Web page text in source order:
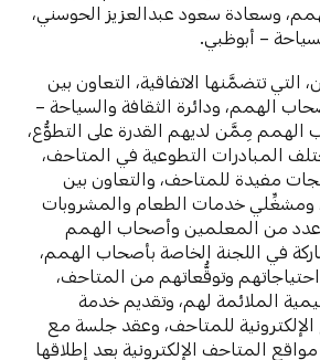
وسعادة سعود عبدالعزيز الحوسني،
– أبوظبي.
تتضمَّنها الاتفاقية، التعاون بين
الهمم، ودائرة الثقافة والسياحة –
الهمم مِمَّن لديهم القدرة على التطوُّع،
المبادرات التطوعية في المتاحف،
مفيدة للمتاحف، والتعاون بين
ومشغِّلي خدمات الطعام والمشروبات
عدد من المعلمين وأصحاب الهمم
في اللجنة الخاصة بأصحاب الهمم،
وتوقُّعاتهم من المتاحف،
الملائمة لهم، وتقديم خدمة
للمتاحف، وعقد جلسة مع
المتاحف الإلكترونية بعد إطلاقها